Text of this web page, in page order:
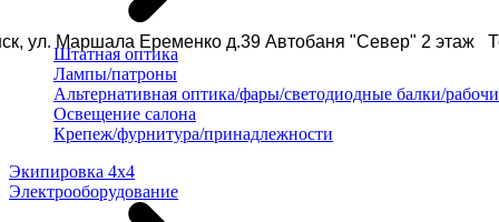
ул. Маршала Еременко д.39 Автобаня "Север" 2 этаж
Штатная оптика
Лампы/патроны
Альтернативная оптика/фары/светодиодные балки/
Освещение салона
Крепеж/фурнитура/принадлежности
Экипировка 4х4
Электрооборудование